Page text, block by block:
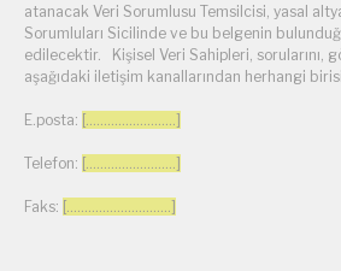
atanacak Veri Sorumlusu Temsilcisi, yasal
Sorumluları Sicilinde ve bu belgenin
edilecektir. Kişisel Veri Sahipleri, sorularını,
aşağıdaki iletişim kanallarından herhangi
E.posta: [.........................]
Telefon: [.........................]
Faks: [.............................]